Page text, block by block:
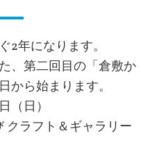
2年になります。
、第二回目の「倉敷か
から始まります。
（日）
クラフト＆ギャラリー